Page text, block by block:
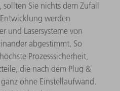
Sie nichts dem Zufall
werden
und Lasersysteme von
abgestimmt. So
Prozesssicherheit,
die nach dem Plug &
ohne Einstellaufwand.